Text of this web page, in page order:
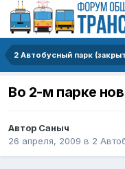
2 Автобусный парк
Во 2-м парке
Автор Саныч
26 апреля, 2009 в 2